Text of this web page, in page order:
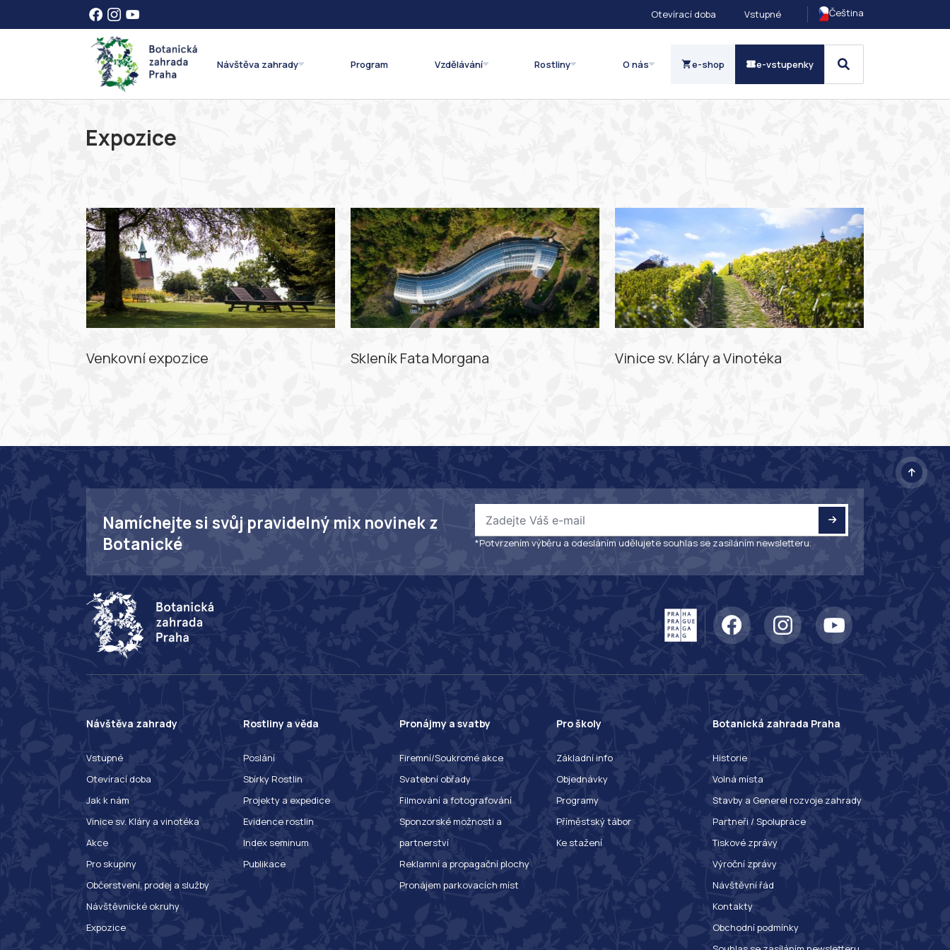
Otevírací doba Vstupné Čeština
Návštěva zahrady Program Vzdělávání Rostliny O nás e-shop e-vstupenky
Expozice
Venkovní expozice Skleník Fata Morgana Vinice sv. Kláry a Vinotéka
Namíchejte si svůj pravidelný mix novinek z
Botanické
*Potvrzením výběru a odesláním udělujete souhlas se zasíláním newsletteru.
Návštěva zahrady
Vstupné
Otevírací doba
Jak k nám
Vinice sv. Kláry a vinotéka
Akce
Pro skupiny
Občerstvení, prodej a služby
Návštěvnické okruhy
Expozice
Rostliny a věda
Poslání
Sbírky Rostlin
Projekty a expedice
Evidence rostlin
Index seminum
Publikace
Pronájmy a svatby
Firemní/Soukromé akce
Svatební obřady
Filmování a fotografování
Sponzorské možnosti a
partnerství
Reklamní a propagační plochy
Pronájem parkovacích míst
Pro školy
Základní info
Objednávky
Programy
Příměstský tábor
Ke stažení
Botanická zahrada Praha
Historie
Volná místa
Stavby a Generel rozvoje zahrady
Partneři / Spolupráce
Tiskové zprávy
Výroční zprávy
Návštěvní řád
Kontakty
Obchodní podmínky